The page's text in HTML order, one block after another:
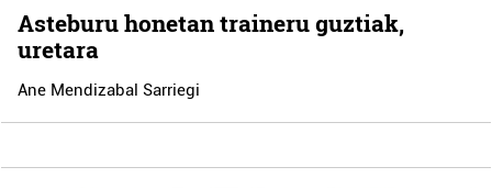
Asteburu honetan traineru guztiak,
uretara
Ane Mendizabal Sarriegi